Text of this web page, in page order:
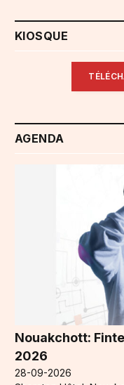
KIOSQUE
AGENDA
Nouakchott:
2026
28-09-2026